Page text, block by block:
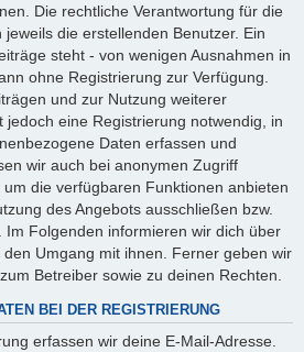
Die rechtliche Verantwortung für die
die erstellenden Benutzer. Ein
steht - von wenigen Ausnahmen in
ohne Registrierung zur Verfügung.
und zur Nutzung weiterer
jedoch eine Registrierung notwendig, in
Daten erfassen und
wir auch bei anonymen Zugriff
die verfügbaren Funktionen anbieten
des Angebots ausschließen bzw.
Im Folgenden informieren wir dich über
Umgang mit ihnen. Ferner geben wir
Betreiber sowie zu deinen Rechten.
BEI DER REGISTRIERUNG
erfassen wir deine E-Mail-Adresse.